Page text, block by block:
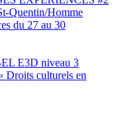
Quentin/Homme
du 27 au 30
E3D niveau 3
Droits culturels en